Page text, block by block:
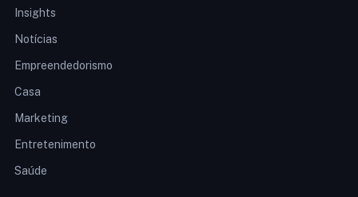
Insights
Notícias
Empreendedorismo
Casa
Marketing
Entretenimento
Saúde